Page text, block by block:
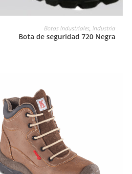
Botas Industriales,Industria
Bota de seguridad 720 Negra